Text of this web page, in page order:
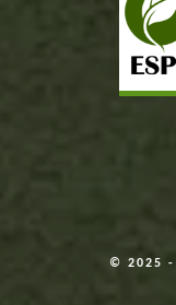
© 2025 -